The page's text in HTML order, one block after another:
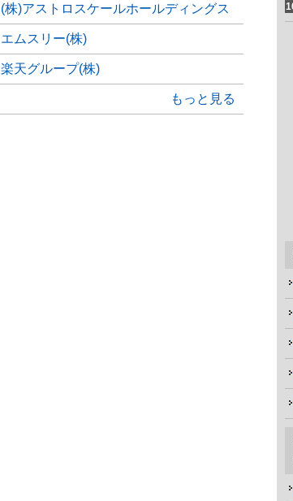
(株)アストロスケールホールディングス
エムスリー(株)
楽天グループ(株)
もっと見る